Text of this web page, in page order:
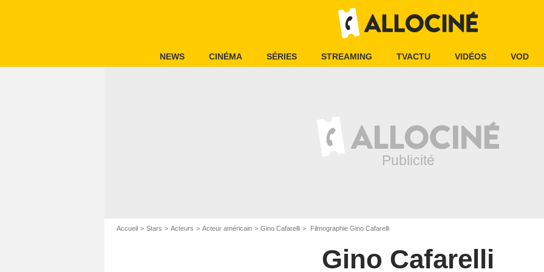
NEWS CINÉMA SÉRIES STREAMING TVACTU VIDÉOS VOD
Accueil Stars Acteurs Acteur américain Gino Cafarelli Filmographie Gino Cafarelli
Gino Cafarelli